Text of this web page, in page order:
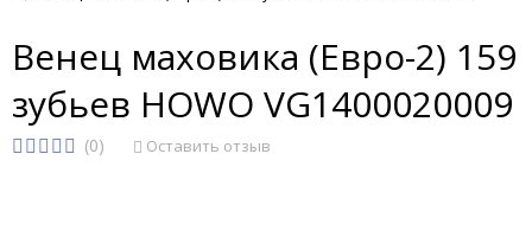
Венец маховика (Евро-2) 159
зубьев HOWO VG1400020009
(0) Оставить отзыв